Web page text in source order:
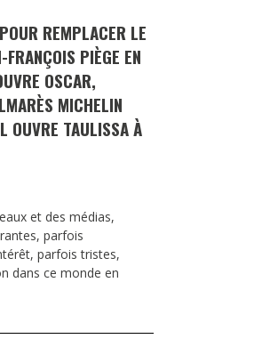
REMPLACER LE
PIÈGE EN
OSCAR,
MICHELIN
OUVRE TAULISSA À
et des médias,
parfois
parfois tristes,
dans ce monde en